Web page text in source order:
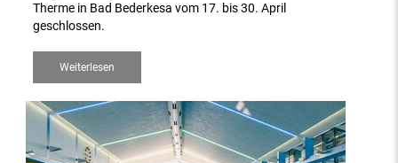
Therme in Bad Bederkesa vom 17. bis 30. April
geschlossen.
Weiterlesen